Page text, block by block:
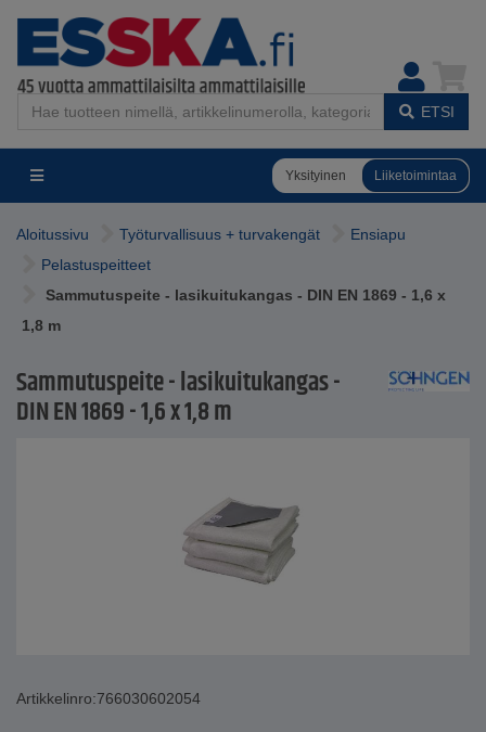
ETSI
Yksityinen Liiketoimintaa
Aloitussivu Työturvallisuus + turvakengät
Ensiapu
Pelastuspeitteet
Sammutuspeite - lasikuitukangas - DIN EN 1869 - 1,6 x
1,8 m
Sammutuspeite - lasikuitukangas -
DIN EN 1869 - 1,6 x 1,8 m
Artikkelinro:766030602054